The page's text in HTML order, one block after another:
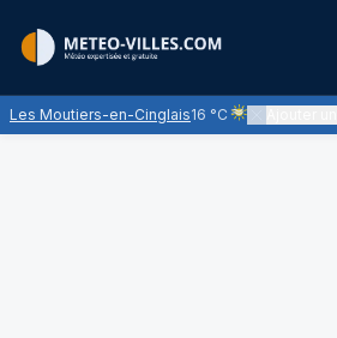
Les Moutiers-en-Cinglais16 °C
Ciel voilé par